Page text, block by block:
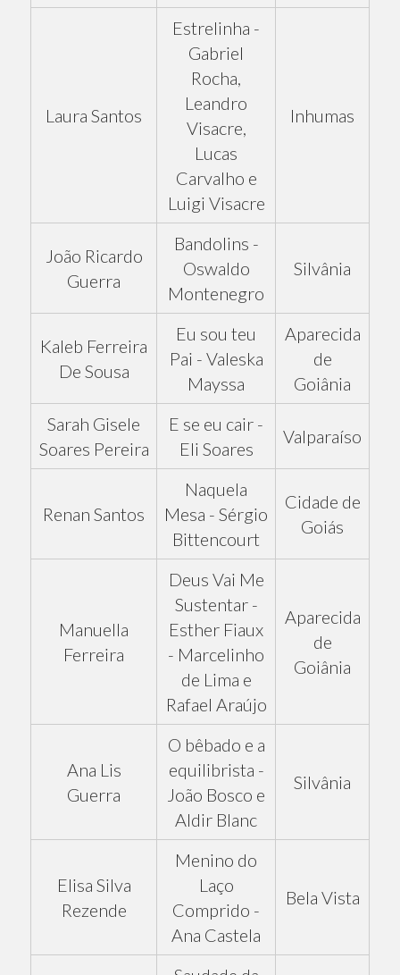
Laura Santos
Estrelinha -
Gabriel
Rocha,
Leandro
Visacre,
Lucas
Carvalho e
Luigi Visacre
Inhumas
João Ricardo
Guerra
Bandolins -
Oswaldo
Montenegro
Silvânia
Kaleb Ferreira
De Sousa
Eu sou teu
Pai - Valeska
Mayssa
Aparecida
de
Goiânia
Sarah Gisele
Soares Pereira
E se eu cair -
Eli Soares
Valparaíso
Renan Santos
Naquela
Mesa - Sérgio
Bittencourt
Cidade de
Goiás
Manuella
Ferreira
Deus Vai Me
Sustentar -
Esther Fiaux
- Marcelinho
de Lima e
Rafael Araújo
Aparecida
de
Goiânia
Ana Lis
Guerra
O bêbado e a
equilibrista -
João Bosco e
Aldir Blanc
Silvânia
Elisa Silva
Rezende
Menino do
Laço
Comprido -
Ana Castela
Bela Vista